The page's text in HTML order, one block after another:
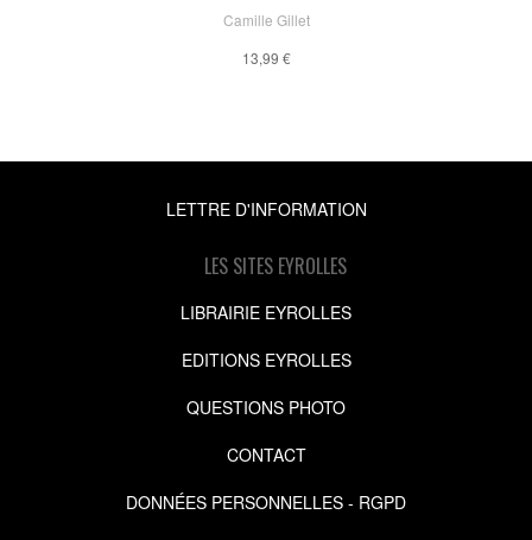
Camille Gillet
13,99 €
LETTRE D'INFORMATION
LES SITES EYROLLES
LIBRAIRIE EYROLLES
EDITIONS EYROLLES
QUESTIONS PHOTO
CONTACT
DONNÉES PERSONNELLES - RGPD